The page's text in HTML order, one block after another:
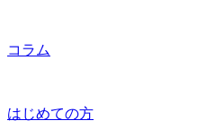
コラム
はじめての方